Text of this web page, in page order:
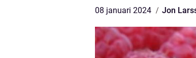
08 januari 2024 Jon